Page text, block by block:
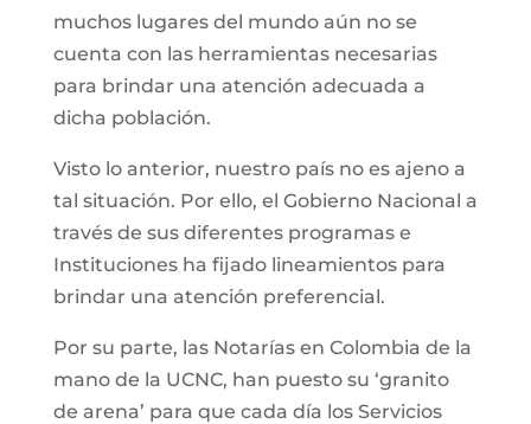
muchos lugares del mundo aún no se
cuenta con las herramientas necesarias
para brindar una atención adecuada a
dicha población.
Visto lo anterior, nuestro país no es ajeno a
tal situación. Por ello, el Gobierno Nacional a
través de sus diferentes programas e
Instituciones ha fijado lineamientos para
brindar una atención preferencial.
Por su parte, las Notarías en Colombia de la
mano de la UCNC, han puesto su ‘granito
de arena’ para que cada día los Servicios